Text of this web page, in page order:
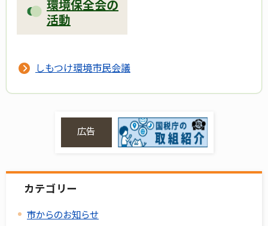
環境保全会の
活動
しもつけ環境市民会議
広告
カテゴリー
市からのお知らせ